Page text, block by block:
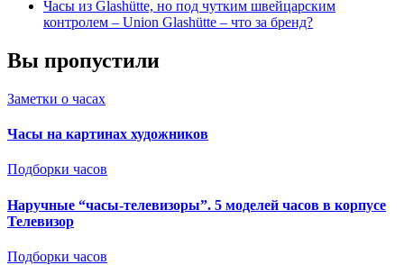
Часы из Glashütte, но под чутким швейцарским
контролем – Union Glashütte – что за бренд?
Вы пропустили
Заметки о часах
Часы на картинах художников
Подборки часов
Наручные “часы-телевизоры”. 5 моделей часов в корпусе
Телевизор
Подборки часов